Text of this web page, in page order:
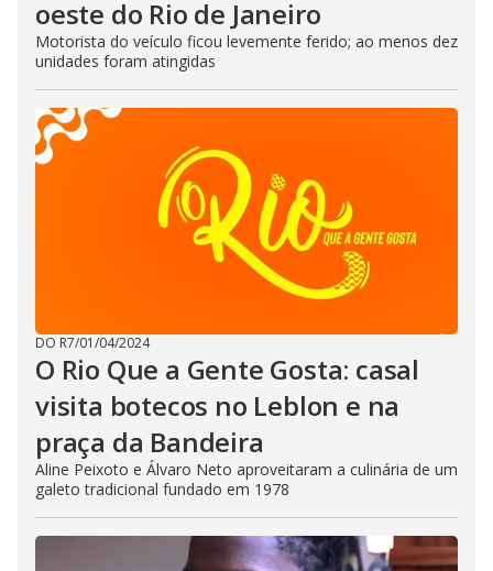
oeste do Rio de Janeiro
Motorista do veículo ficou levemente ferido; ao menos dez
unidades foram atingidas
DO R7/01/04/2024
O Rio Que a Gente Gosta: casal
visita botecos no Leblon e na
praça da Bandeira
Aline Peixoto e Álvaro Neto aproveitaram a culinária de um
galeto tradicional fundado em 1978